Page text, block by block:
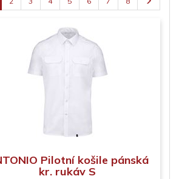
Pilotní košile pánská
kr. rukáv S